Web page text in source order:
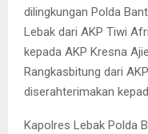
dilingkungan Polda
Lebak dari AKP Tiwi
kepada AKP Kresna
Rangkasbitung dari
diserahterimakan
Kapolres Lebak Polda